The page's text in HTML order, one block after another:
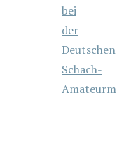
bei
der
Deutschen
Schach-